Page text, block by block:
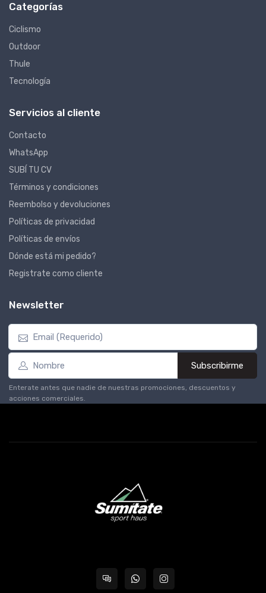
Categorías
Ciclismo
Outdoor
Thule
Tecnología
Servicios al cliente
Contacto
WhatsApp
SUBÍ TU CV
Términos y condiciones
Reembolso y devoluciones
Políticas de privacidad
Políticas de envíos
Dónde está mi pedido?
Registrate como cliente
Newsletter
Subscribirme
Enterate antes que nadie de nuestras promociones, descuentos y
acciones comerciales.